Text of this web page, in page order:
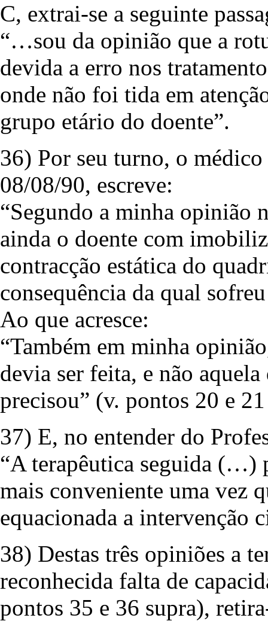
C, extrai-se a seguinte
“…sou da opinião que a
devida a erro nos
onde não foi tida em
grupo etário do doente”.
36) Por seu turno, o
08/08/90, escreve:
“Segundo a minha opinião
ainda o doente com
contracção estática do
consequência da qual
Ao que acresce:
“Também em minha
devia ser feita, e não
precisou” (v. pontos 20 e
37) E, no entender do
“A terapêutica seguida (…)
mais conveniente uma vez
equacionada a intervenção
38) Destas três opiniões a
reconhecida falta de
pontos 35 e 36 supra),